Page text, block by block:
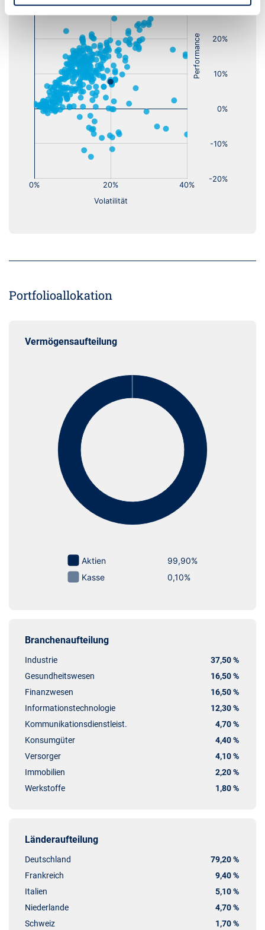
Portfolioallokation
Vermögensaufteilung
Branchenaufteilung
Industrie
37,50 %
Gesundheitswesen
16,50 %
Finanzwesen
16,50 %
Informationstechnologie
12,30 %
Kommunikationsdienstleist.
4,70 %
Konsumgüter
4,40 %
Versorger
4,10 %
Immobilien
2,20 %
Werkstoffe
1,80 %
Länderaufteilung
Deutschland
79,20 %
Frankreich
9,40 %
Italien
5,10 %
Niederlande
4,70 %
Schweiz
1,70 %